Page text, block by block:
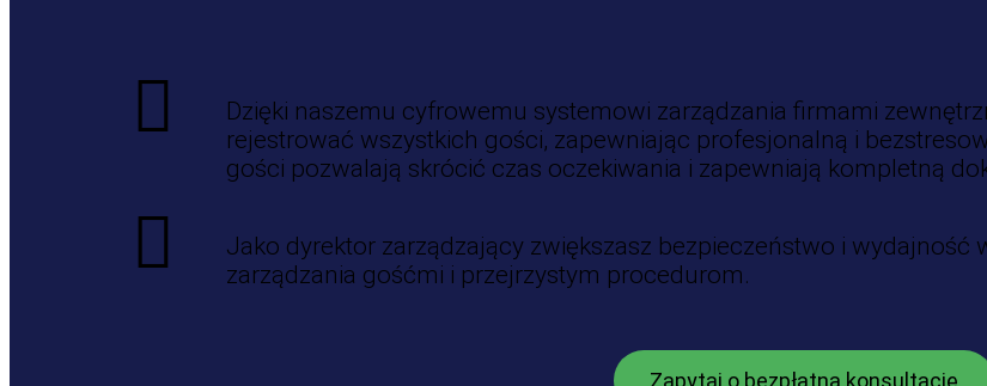
Dzięki naszemu cyfrowemu systemowi zarządzania firmami
rejestrować wszystkich gości, zapewniając profesjonalną i
gości pozwalają skrócić czas oczekiwania i zapewniają kompletną
Jako dyrektor zarządzający zwiększasz bezpieczeństwo i
zarządzania gośćmi i przejrzystym procedurom.
Zapytaj o bezpłatną konsultację